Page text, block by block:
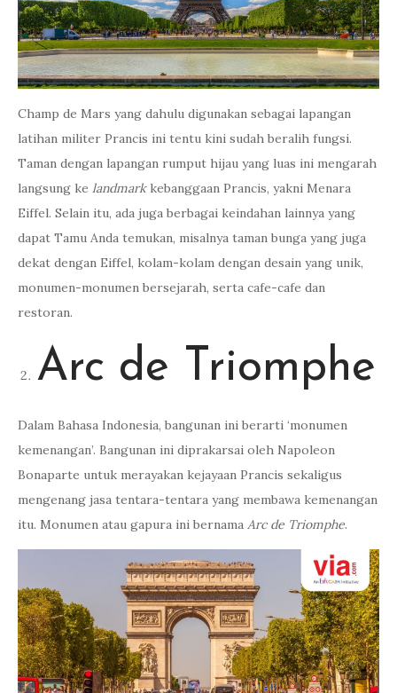
Champ de Mars yang dahulu digunakan sebagai lapangan
latihan militer Prancis ini tentu kini sudah beralih fungsi.
Taman dengan lapangan rumput hijau yang luas ini mengarah
langsung ke landmark kebanggaan Prancis, yakni Menara
Eiffel. Selain itu, ada juga berbagai keindahan lainnya yang
dapat Tamu Anda temukan, misalnya taman bunga yang juga
dekat dengan Eiffel, kolam-kolam dengan desain yang unik,
monumen-monumen bersejarah, serta cafe-cafe dan
restoran.
Arc de Triomphe
Dalam Bahasa Indonesia, bangunan ini berarti ‘monumen
kemenangan’. Bangunan ini diprakarsai oleh Napoleon
Bonaparte untuk merayakan kejayaan Prancis sekaligus
mengenang jasa tentara-tentara yang membawa kemenangan
itu. Monumen atau gapura ini bernama Arc de Triomphe.